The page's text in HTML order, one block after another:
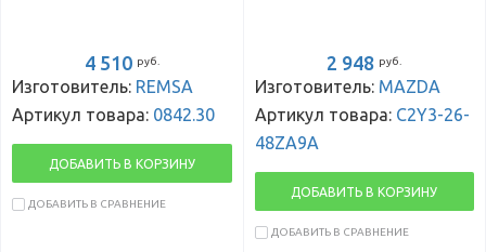
4 510 руб.
Изготовитель: REMSA
Артикул товара: 0842.30
ДОБАВИТЬ В КОРЗИНУ
ДОБАВИТЬ В СРАВНЕНИЕ
2 948 руб.
Изготовитель: MAZDA
Артикул товара: C2Y3-26-
48ZA9A
ДОБАВИТЬ В КОРЗИНУ
ДОБАВИТЬ В СРАВНЕНИЕ